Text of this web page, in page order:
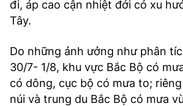
đi, áp cao cận nhiệt đới có xu
Tây.
Do những ảnh ưởng như phân
30/7- 1/8, khu vực Bắc Bộ có
có dông, cục bộ có mưa to;
núi và trung du Bắc Bộ có mưa